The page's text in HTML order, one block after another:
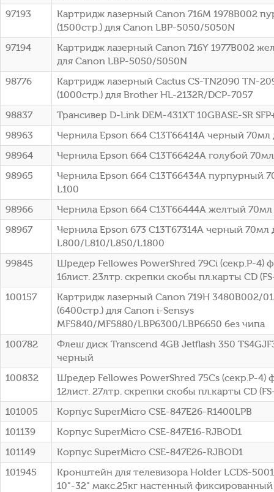
97193
Картридж лазерный Canon 716M 1978B002
(1500стр.) для Canon LBP-5050/5050N
97194
Картридж лазерный Canon 716Y 1977B002
для Canon LBP-5050/5050N
98776
Картридж лазерный Cactus CS-TN2090 TN-
(1000стр.) для Brother HL-2132R/DCP-7057
98837
Трансивер D-Link DEM-431XT 10GBASE-SR
98963
Чернила Epson 664 C13T66414A черный 70мл
98964
Чернила Epson 664 C13T66424A голубой
98965
Чернила Epson 664 C13T66434A пурпурный
L100
98966
Чернила Epson 664 C13T66444A желтый 70мл
98967
Чернила Epson 673 C13T67314A черный 70мл
L800/L810/L850/L1800
99845
Шредер Fellowes PowerShred 79Ci (секр.P-4)
16лист. 23лтр. скрепки скобы пл.карты CD
100157
Картридж лазерный Canon 719H 3480B002/
(6400стр.) для Canon i-Sensys
MF5840/MF5880/LBP6300/LBP6650 без чипа
100782
Флеш диск Transcend 4GB Jetflash 350
черный
100832
Шредер Fellowes PowerShred 75Cs (секр.P-4)
12лист. 27лтр. скрепки скобы пл.карты CD
101005
Корпус SuperMicro CSE-847E26-R1400LPB
101139
Корпус SuperMicro CSE-847E16-RJBOD1
101149
Корпус SuperMicro CSE-847E26-RJBOD1
101945
Кронштейн для телевизора Holder LCDS-
10"-32" макс.25кг настенный фиксированный